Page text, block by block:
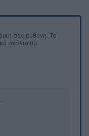
σας ευθύνη. Το
σχόλια θα